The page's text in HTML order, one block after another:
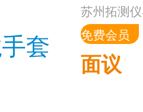
苏州拓测
免费会员
面议